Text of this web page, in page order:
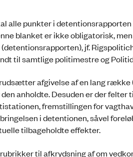
alle punkter i
blanket er ikke obligatorisk,
jf.
til samtlige politimestre og
afgivelse af en lang
anholdte. Desuden er der
fremstillingen for
i detentionen, såvel
tilbageholdte effekter.
til afkrydsning af om